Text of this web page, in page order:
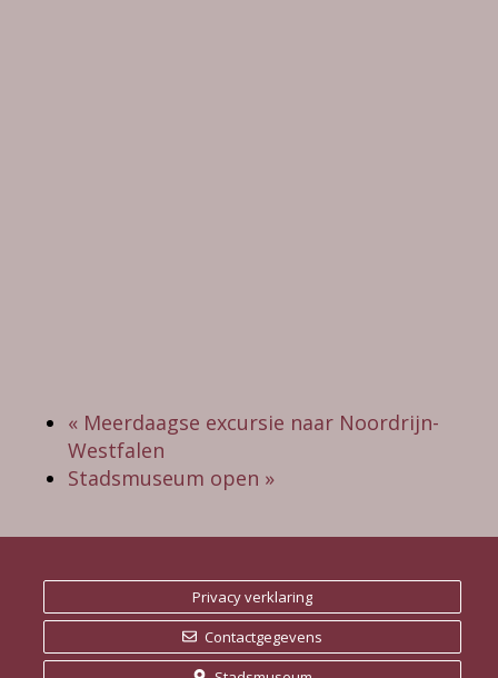
«Meerdaagse excursie naar Noordrijn-
Westfalen
Stadsmuseum open »
Privacy verklaring
Contactgegevens